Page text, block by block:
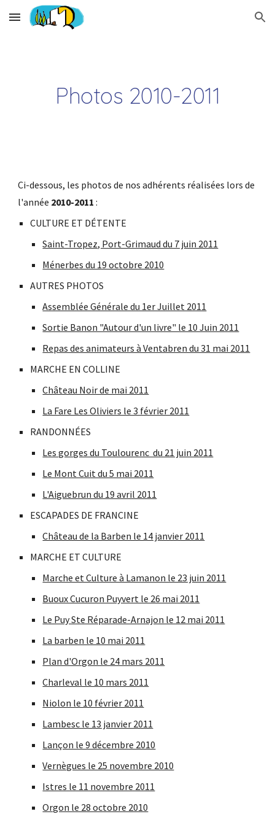
Skip to main content Skip to navigation
Photos 2010-2011
Ci-dessous, les photos de nos adhérents réalisées lors de
l'année 2010-2011 :
CULTURE ET DÉTENTE
Saint-Tropez, Port-Grimaud du 7 juin 2011
Ménerbes du 19 octobre 2010
AUTRES PHOTOS
Assemblée Générale du 1er Juillet 2011
Sortie Banon "Autour d'un livre" le 10 Juin 2011
Repas des animateurs à Ventabren du 31 mai 2011
MARCHE EN COLLINE
Château Noir de mai 2011
La Fare Les Oliviers le 3 février 2011
RANDONNÉES
Les gorges du Toulourenc  du 21 juin 2011
Le Mont Cuit du 5 mai 2011
L'Aiguebrun du 19 avril 2011
ESCAPADES DE FRANCINE
Château de la Barben le 14 janvier 2011
MARCHE ET CULTURE
Marche et Culture à Lamanon le 23 juin 2011
Buoux Cucuron Puyvert le 26 mai 2011
Le Puy Ste Réparade-Arnajon le 12 mai 2011
La barben le 10 mai 2011
Plan d'Orgon le 24 mars 2011
Charleval le 10 mars 2011
Niolon le 10 février 2011
Lambesc le 13 janvier 2011
Lançon le 9 décembre 2010
Vernègues le 25 novembre 2010
Istres le 11 novembre 2011
Orgon le 28 octobre 2010